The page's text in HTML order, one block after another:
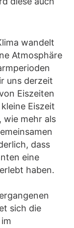
wandelt
Atmosphäre
uns derzeit
Eiszeiten
Eiszeit
wie mehr als
dass
eine
haben.
sich die